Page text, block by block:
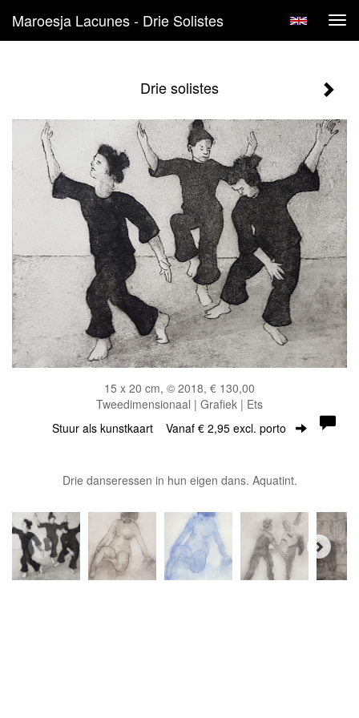
Maroesja Lacunes - Drie Solistes
Drie solistes
15 x 20 cm, © 2018, € 130,00
Tweedimensionaal | Grafiek | Ets
Stuur als kunstkaart Vanaf € 2,95 excl. porto
Drie danseressen in hun eigen dans. Aquatint.